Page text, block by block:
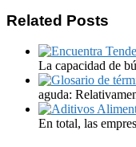
Related Posts
La capacidad de
aguda:
En total, las